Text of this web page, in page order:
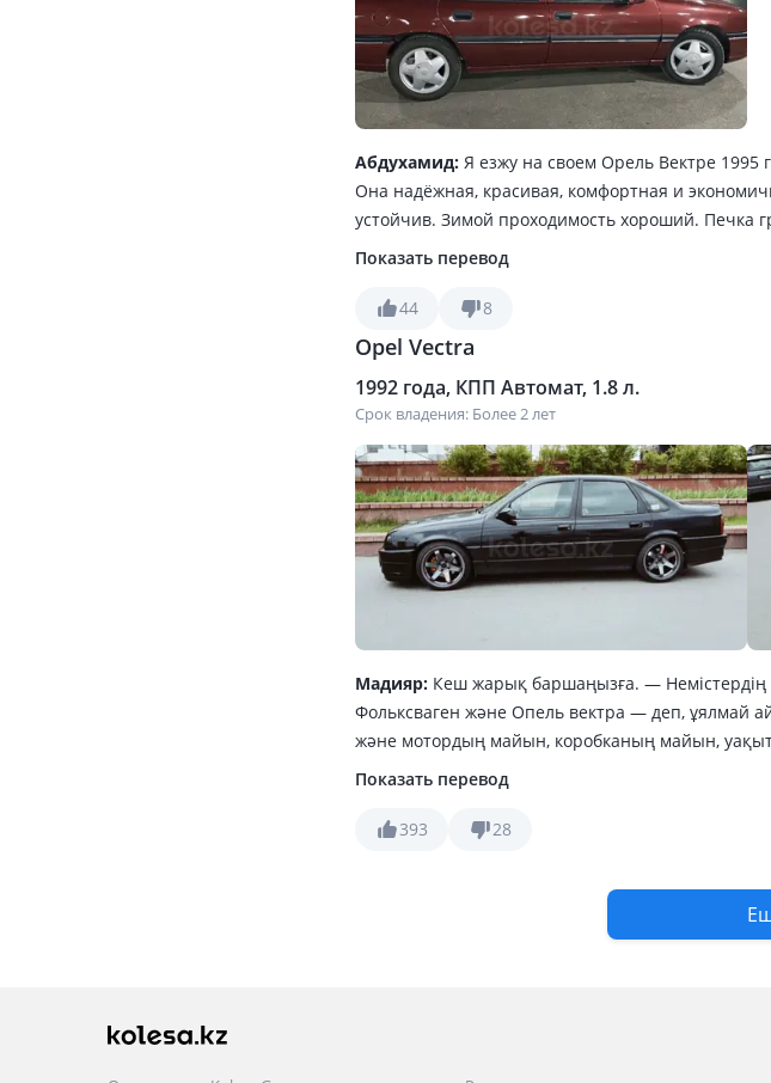
Абдухамид: Я езжу на своем Орель Вектре 1995
Она надёжная, красивая, комфортная и
устойчив. Зимой проходимость хороший. Печка
кондиционер. А в остальном классный
оригинальные, а китайские но всё равно
дорогие. В общем советую, если найдется более
Показать перевод
44 8
Opel Vectra
1992 года, КПП Автомат, 1.8 л.
Срок владения: Более 2 лет
Мадияр: Кеш жарық баршаңызға. — Немістердің
Фольксваген және Опель вектра — деп, ұялмай
және мотордың майын, коробканың майын,
еш қалыспайды бұл. Жолда қалдырмай, сынбай,
Бұнымен әлі тоқтамаймын, по салону
миллионник, қарапайым 8клапандық тұр, ең
өзіме қатты ұнады, берекелі көлік бұл мен
— мен үшін, ең керемет көліктің бірі болып
Показать перевод
393 28